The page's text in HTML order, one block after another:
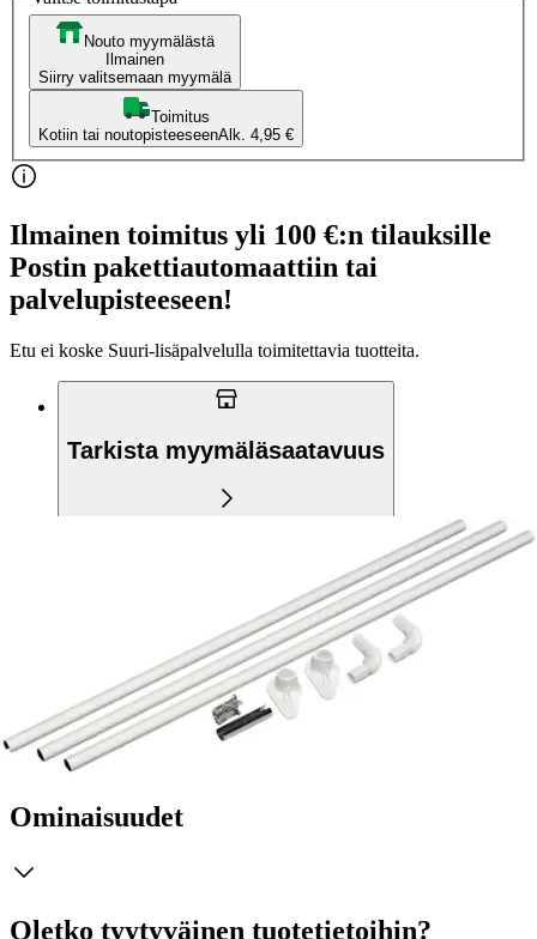
Nouto myymälästä
Ilmainen
Siirry valitsemaan myymälä
Toimitus
Kotiin tai noutopisteeseenAlk. 4,95 €
Ilmainen toimitus yli 100 €:n tilauksille
Postin pakettiautomaattiin tai
palvelupisteeseen!
Etu ei koske Suuri‑lisäpalvelulla toimitettavia tuotteita.
Tarkista myymäläsaatavuus
Kulmasuihkuverhotanko säädettävä valkoinen. Suihkuverhorenkaat
myydään erikseen.
Ominaisuudet
Oletko tyytyväinen tuotetietoihin?